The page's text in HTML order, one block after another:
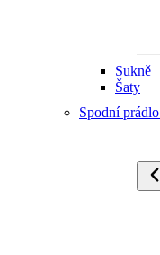
Sukně
Šaty
Spodní prádlo